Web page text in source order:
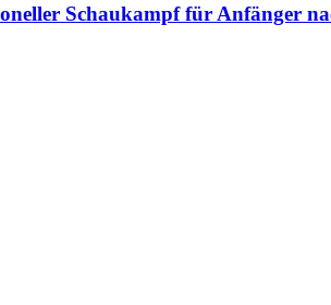
Schaukampf für Anfänger